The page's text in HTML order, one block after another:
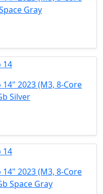
Gray
2023 (M3, 8-Core
Silver
2023 (M3, 8-Core
Space Gray